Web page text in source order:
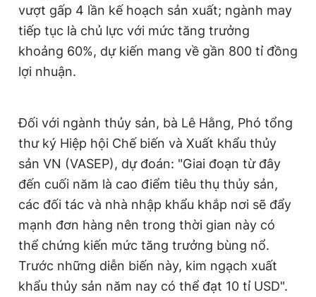
vượt gấp 4 lần kế hoạch sản xuất; ngành may
tiếp tục là chủ lực với mức tăng trưởng
khoảng 60%, dự kiến mang về gần 800 tỉ đồng
lợi nhuận.
Đối với ngành thủy sản, bà Lê Hằng, Phó tổng
thư ký Hiệp hội Chế biến và Xuất khẩu thủy
sản VN (VASEP), dự đoán: "Giai đoạn từ đây
đến cuối năm là cao điểm tiêu thụ thủy sản,
các đối tác và nhà nhập khẩu khắp nơi sẽ đẩy
mạnh đơn hàng nên trong thời gian này có
thể chứng kiến mức tăng trưởng bùng nổ.
Trước những diễn biến này, kim ngạch xuất
khẩu thủy sản năm nay có thể đạt 10 tỉ USD".